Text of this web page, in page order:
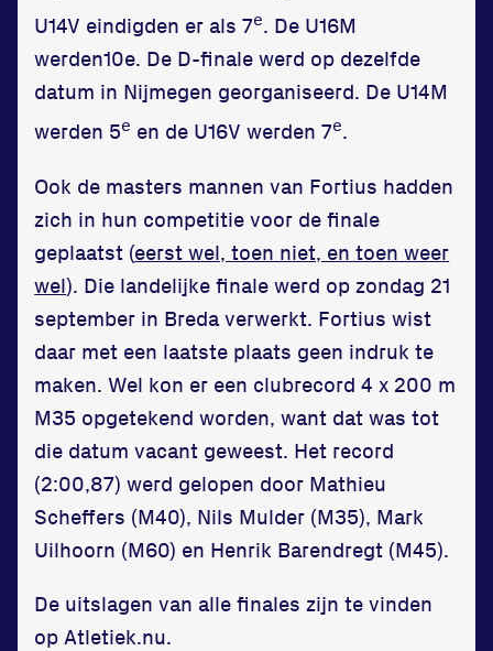
Locatie
Sportpark Reeweg
3312 GH Dordrecht
Bekijk locatie
Informatie
Privacy en cookies
Disclaimer
Huisregels
Vraag en contact
U14V eindigden er als 7e. De U16M
werden10e. De D-finale werd op dezelfde
datum in Nijmegen georganiseerd. De U14M
werden 5e en de U16V werden 7e.
Ook de masters mannen van Fortius hadden
zich in hun competitie voor de finale
geplaatst (eerst wel, toen niet, en toen weer
wel). Die landelijke finale werd op zondag 21
september in Breda verwerkt. Fortius wist
daar met een laatste plaats geen indruk te
maken. Wel kon er een clubrecord 4 x 200 m
M35 opgetekend worden, want dat was tot
die datum vacant geweest. Het record
(2:00,87) werd gelopen door Mathieu
Scheffers (M40), Nils Mulder (M35), Mark
Uilhoorn (M60) en Henrik Barendregt (M45).
De uitslagen van alle finales zijn te vinden
op Atletiek.nu.